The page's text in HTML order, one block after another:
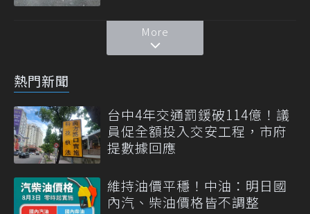
More
熱門新聞
台中4年交通罰鍰破114億！議
員促全額投入交安工程，市府
提數據回應
維持油價平穩！中油：明日國
內汽、柴油價格皆不調整